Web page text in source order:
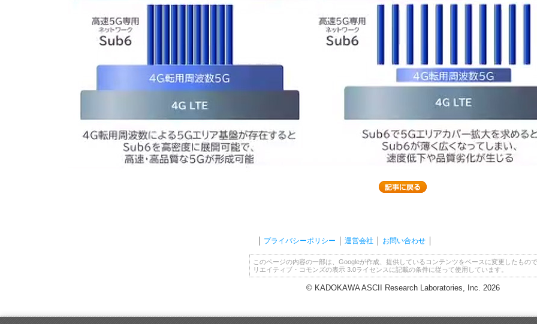
プライバシーポリシー 運営会社 お問い合わせ
このページの内容の一部は、Googleが作成、提供しているコンテンツをベースに変更したもの
リエイティブ・コモンズの表示 3.0ライセンスに記載の条件に従って使用しています。
© KADOKAWA ASCII Research Laboratories, Inc. 2026